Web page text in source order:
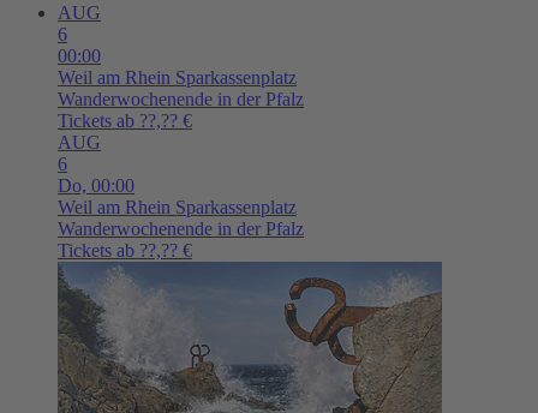
AUG
6
00:00
Weil am Rhein Sparkassenplatz
Wanderwochenende in der Pfalz
Tickets ab ??,?? €
AUG
6
Do, 00:00
Weil am Rhein Sparkassenplatz
Wanderwochenende in der Pfalz
Tickets ab ??,?? €